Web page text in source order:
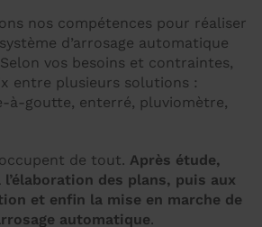
nos compétences pour réaliser
d’arrosage automatique
vos besoins et contraintes,
entre plusieurs solutions :
à-goutte, enterré, pluviomètre,
de tout. Après étude,
des plans, puis aux
et enfin la mise en marche de
automatique.